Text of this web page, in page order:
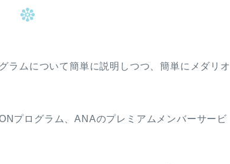
ラムについて簡単に説明しつつ、簡単にメダリオ
プログラム、ANAのプレミアムメンバーサービ